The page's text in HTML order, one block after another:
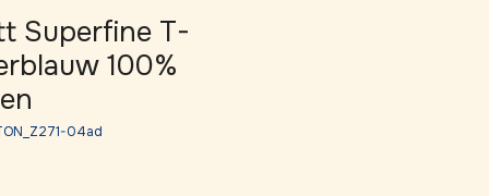
Superfine T-
100%
04ad